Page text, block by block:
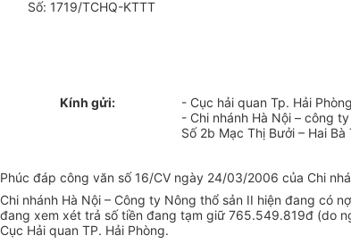
Số: 1719/TCHQ-KTTT
Kính gửi:
- Cục hải quan Tp. Hải Phòng
- Chi nhánh Hà Nội – công
Số 2b Mạc Thị Bưởi – Hai Bà
Phúc đáp công văn số 16/CV ngày 24/03/2006 của Chi
Chi nhánh Hà Nội – Công ty Nông thổ sản II hiện đang có
đang xem xét trả số tiền đang tạm giữ 765.549.819đ (do
Cục Hải quan TP. Hải Phòng.